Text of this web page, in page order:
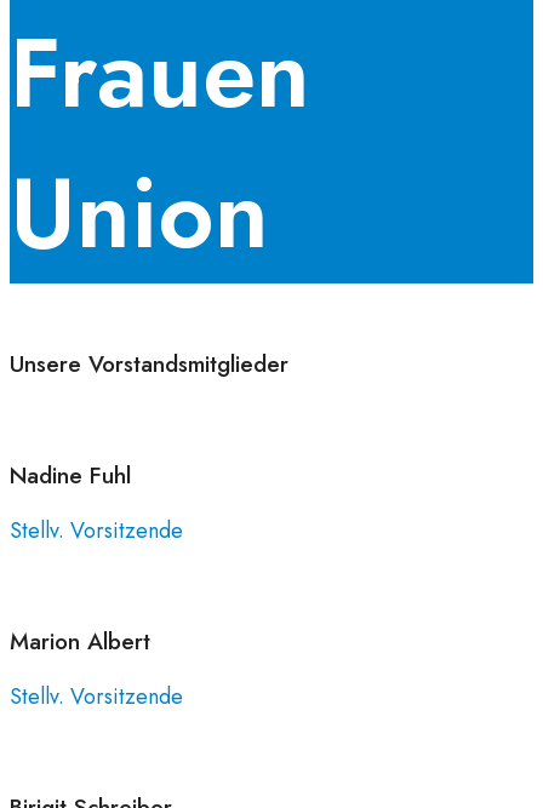
Frauen
Union
Unsere Vorstandsmitglieder
Nadine Fuhl
Stellv. Vorsitzende
Marion Albert
Stellv. Vorsitzende